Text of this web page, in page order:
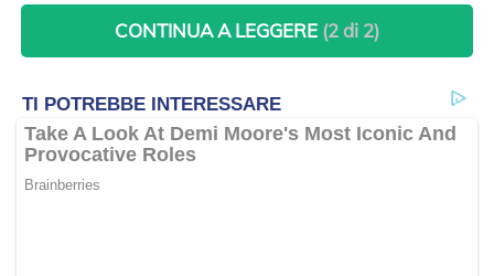
CONTINUA A LEGGERE (2 di 2)